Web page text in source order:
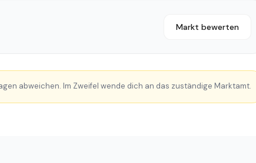
Markt bewerten
abweichen. Im Zweifel wende dich an das zuständige Marktamt.